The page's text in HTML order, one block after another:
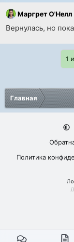
Маргрет О'Нелл
Вернулась, но
1
Главная
Политика